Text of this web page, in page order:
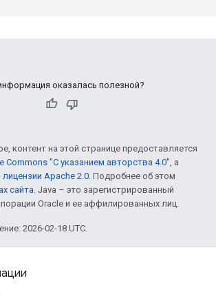
оказалась полезной?
контент на этой странице предоставляется
Commons "С указанием авторства 4.0", а
лицензии Apache 2.0. Подробнее об этом
сайта. Java – это зарегистрированный
Oracle и ее аффилированных лиц.
2026-02-18 UTC.